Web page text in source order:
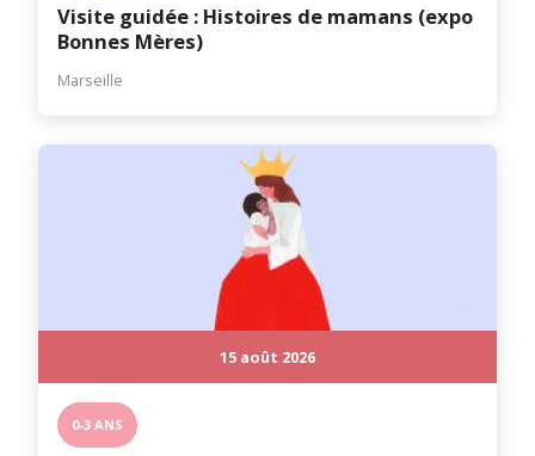
Visite guidée : Histoires de mamans (expo
Bonnes Mères)
Marseille
15 août 2026
0-3 ANS